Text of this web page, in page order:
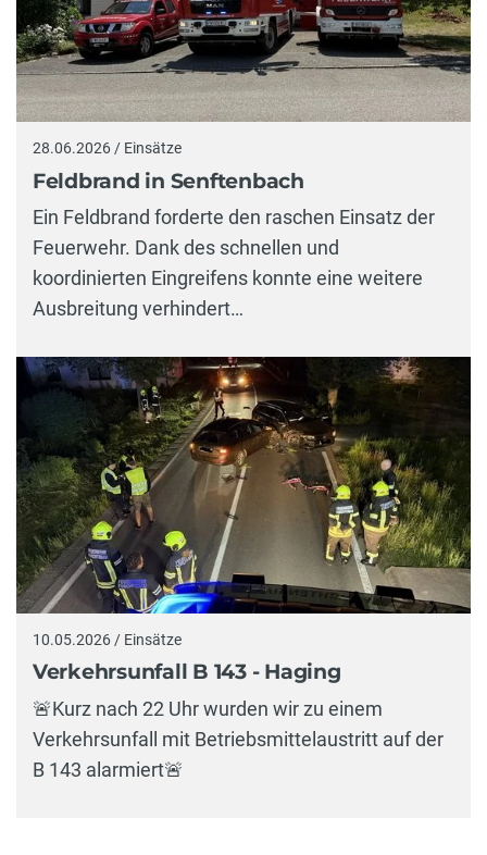
28.06.2026 / Einsätze
Feldbrand in Senftenbach
Ein Feldbrand forderte den raschen Einsatz der
Feuerwehr. Dank des schnellen und
koordinierten Eingreifens konnte eine weitere
Ausbreitung verhindert…
10.05.2026 / Einsätze
Verkehrsunfall B 143 - Haging
🚨Kurz nach 22 Uhr wurden wir zu einem
Verkehrsunfall mit Betriebsmittelaustritt auf der
B 143 alarmiert🚨